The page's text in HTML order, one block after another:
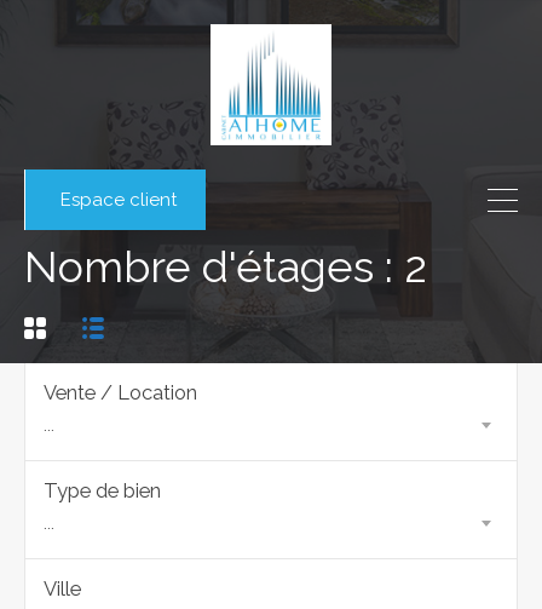
Espace client
Nombre d'étages : 2
Vente / Location
...
Type de bien
...
Ville